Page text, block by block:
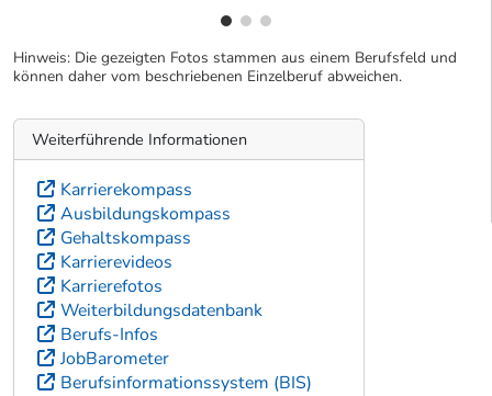
Hinweis: Die gezeigten Fotos stammen aus einem Berufsfeld und
können daher vom beschriebenen Einzelberuf abweichen.
Weiterführende Informationen
Karrierekompass
Ausbildungskompass
Gehaltskompass
Karrierevideos
Karrierefotos
Weiterbildungsdatenbank
Berufs-Infos
JobBarometer
Berufsinformationssystem (BIS)